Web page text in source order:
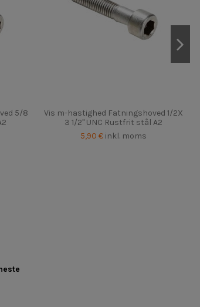
5/8
Vis m-hastighed Fatningshoved 1/2X
3 1/2" UNC Rustfrit stål A2
5,90 € inkl. moms